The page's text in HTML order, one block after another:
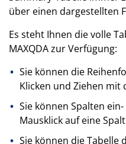
über einen dargestellten
Es steht Ihnen die volle
MAXQDA zur Verfügung:
Sie können die
Klicken und Ziehen mit
Sie können Spalten
Mausklick auf eine
Sie können die Tabelle